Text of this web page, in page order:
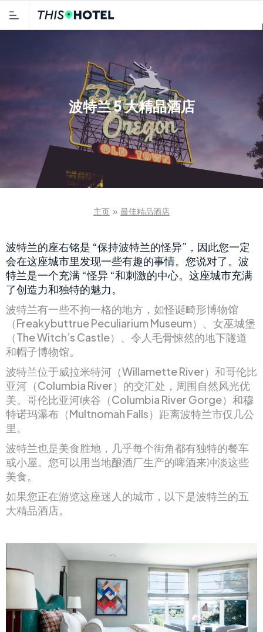
波特兰 5 大精品酒店
主页 » 最佳精品酒店
波特兰的座右铭是 “保持波特兰的怪异”，因此您一定
会在这座城市里发现一些有趣的事情。您说对了。波
特兰是一个充满 “怪异 “和刺激的中心。这座城市充满
了创造力和独特的魅力。
波特兰有一些不拘一格的地方，如怪诞畸形博物馆
（Freakybuttrue Peculiarium Museum）、女巫城堡
（The Witch’s Castle）、令人毛骨悚然的地下隧道
和帽子博物馆。
波特兰位于威拉米特河（Willamette River）和哥伦比
亚河（Columbia River）的交汇处，周围自然风光优
美。哥伦比亚河峡谷（Columbia River Gorge）和穆
特诺玛瀑布（Multnomah Falls）距离波特兰市仅几公
里。
波特兰也是美食胜地，几乎每个街角都有独特的餐车
或小屋。您可以用当地酿酒厂生产的啤酒来冲淡这些
美食。
如果您正在游览这座迷人的城市，以下是波特兰的五
大精品酒店。